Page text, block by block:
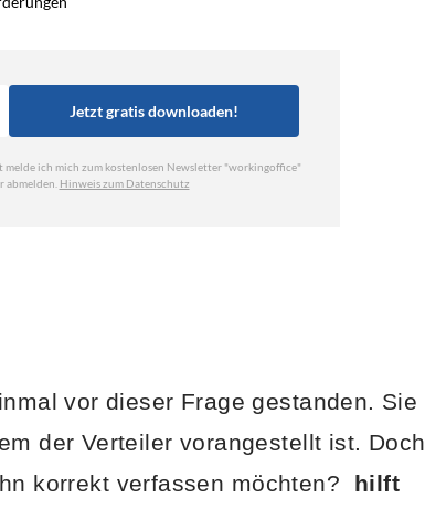
vor dieser Frage gestanden. Sie
der Verteiler vorangestellt ist. Doch
korrekt verfassen möchten?
hilft